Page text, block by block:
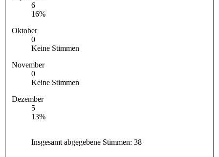
6
16%
Oktober
0
Keine Stimmen
November
0
Keine Stimmen
Dezember
5
13%
Insgesamt abgegebene Stimmen: 38